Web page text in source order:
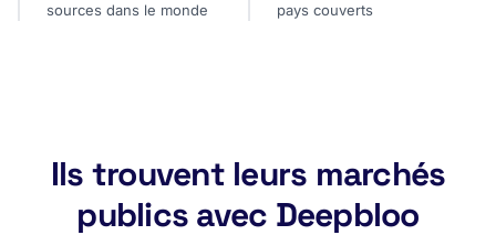
sources dans le monde pays couverts
Ils trouvent leurs marchés
publics avec Deepbloo